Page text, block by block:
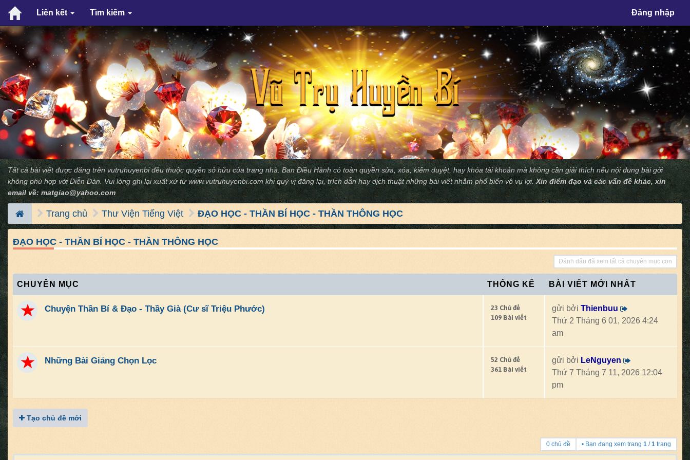
Liên kết Tìm kiếm Đăng nhập
×
Tất cả bài viết được đăng trên vutruhuyenbi đều thuộc quyền sở hữu của trang nhà. Ban Ðiều Hành có toàn quyền sửa, xóa, kiểm duyệt, hay khóa tài khoản mà không cần giải thích nếu nội dung bài gởi
không phù hợp với Diễn Ðàn. Vui lòng ghi lại xuất xứ từwww.vutruhuyenbi.com khi quý vị đăng lại, trích dẫn hay dịch thuật những bài viết nhằm phổ biến vô vụ lợi.Xin điểm đạo và các vấn đề khác, xin
email về:matgiao@yahoo.com
Trang chủ Thư Viện Tiếng Việt ĐẠO HỌC - THẦN BÍ HỌC - THẦN THÔNG HỌC
ĐẠO HỌC - THẦN BÍ HỌC - THẦN THÔNG HỌC
Đánh dấu đã xem tất cả chuyên mục con
CHUYÊN MỤC THỐNG KÊ BÀI VIẾT MỚI NHẤT
Chuyện Thần Bí & Đạo - Thầy Già (Cư sĩ Triệu Phước)
23 Chủ đề
109 Bài viết
gửi bởi Thienbuu
Thứ 2 Tháng 6 01, 2026 4:24
am
Những Bài Giảng Chọn Lọc
52 Chủ đề
361 Bài viết
gửi bởi LeNguyen
Thứ 7 Tháng 7 11, 2026 12:04
pm
Tạo chủ đề mới
0 chủ đề • Bạn đang xem trang 1 /1 trang